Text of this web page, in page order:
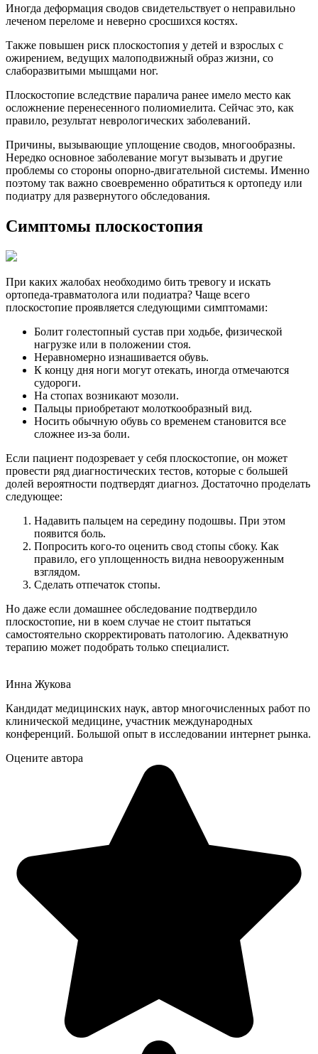
Иногда деформация сводов свидетельствует о неправильно
леченом переломе и неверно сросшихся костях.
Также повышен риск плоскостопия у детей и взрослых с
ожирением, ведущих малоподвижный образ жизни, со
слаборазвитыми мышцами ног.
Плоскостопие вследствие паралича ранее имело место как
осложнение перенесенного полиомиелита. Сейчас это, как
правило, результат неврологических заболеваний.
Причины, вызывающие уплощение сводов, многообразны.
Нередко основное заболевание могут вызывать и другие
проблемы со стороны опорно-двигательной системы. Именно
поэтому так важно своевременно обратиться к ортопеду или
подиатру для развернутого обследования.
Симптомы плоскостопия
При каких жалобах необходимо бить тревогу и искать
ортопеда-травматолога или подиатра? Чаще всего
плоскостопие проявляется следующими симптомами:
Болит голестопный сустав при ходьбе, физической
нагрузке или в положении стоя.
Неравномерно изнашивается обувь.
К концу дня ноги могут отекать, иногда отмечаются
судороги.
На стопах возникают мозоли.
Пальцы приобретают молоткообразный вид.
Носить обычную обувь со временем становится все
сложнее из-за боли.
Если пациент подозревает у себя плоскостопие, он может
провести ряд диагностических тестов, которые с большей
долей вероятности подтвердят диагноз. Достаточно проделать
следующее:
Надавить пальцем на середину подошвы. При этом
появится боль.
Попросить кого-то оценить свод стопы сбоку. Как
правило, его уплощенность видна невооруженным
взглядом.
Сделать отпечаток стопы.
Но даже если домашнее обследование подтвердило
плоскостопие, ни в коем случае не стоит пытаться
самостоятельно скорректировать патологию. Адекватную
терапию может подобрать только специалист.
Инна Жукова
Кандидат медицинских наук, автор многочисленных работ по
клинической медицине, участник международных
конференций. Большой опыт в исследовании интернет рынка.
Оцените автора